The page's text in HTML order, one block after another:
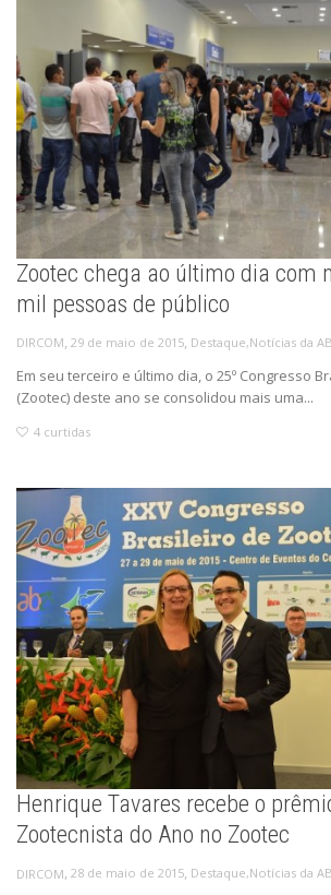
Zootec chega ao último dia com
mil pessoas de público
DIRCOM, 29 de maio de 2015, Destaque,Notícias da
Em seu terceiro e último dia, o 25º Congresso
(Zootec) deste ano se consolidou mais uma...
4 curtidas
Henrique Tavares recebe o
Zootecnista do Ano no Zootec
DIRCOM, 28 de maio de 2015, Destaque,Notícias da